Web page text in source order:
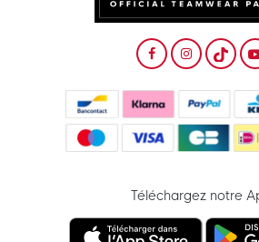
Téléchargez notre